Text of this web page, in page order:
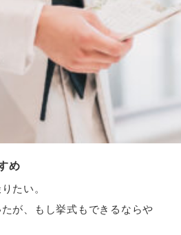
め
たい。
が、もし挙式もできるならや